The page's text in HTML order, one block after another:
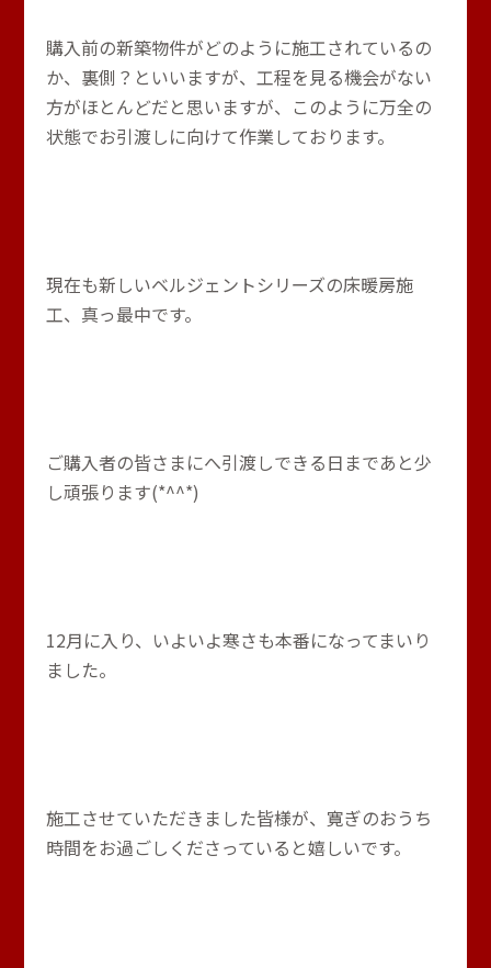
購入前の新築物件がどのように施工されているの
か、裏側？といいますが、工程を見る機会がない
方がほとんどだと思いますが、このように万全の
状態でお引渡しに向けて作業しております。
現在も新しいベルジェントシリーズの床暖房施
工、真っ最中です。
ご購入者の皆さまにへ引渡しできる日まであと少
し頑張ります(*^^*)
12月に入り、いよいよ寒さも本番になってまいり
ました。
施工させていただきました皆様が、寛ぎのおうち
時間をお過ごしくださっていると嬉しいです。